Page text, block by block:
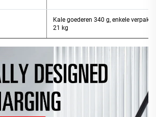
Kale goederen 340 g, enkele
21 kg